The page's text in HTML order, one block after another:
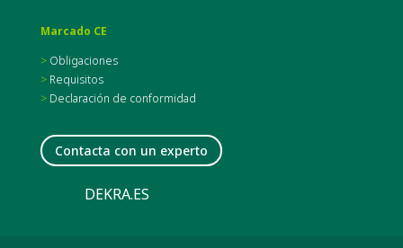
Marcado CE
> Obligaciones
> Requisitos
> Declaración de conformidad
Contacta con un experto
DEKRA.ES